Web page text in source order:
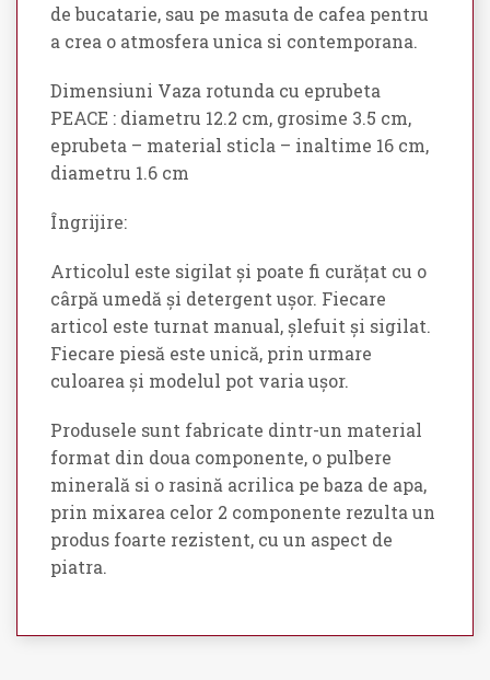
de bucatarie, sau pe masuta de cafea pentru
a crea o atmosfera unica si contemporana.
Dimensiuni Vaza rotunda cu eprubeta
PEACE : diametru 12.2 cm, grosime 3.5 cm,
eprubeta – material sticla – inaltime 16 cm,
diametru 1.6 cm
Îngrijire:
Articolul este sigilat și poate fi curățat cu o
cârpă umedă și detergent ușor. Fiecare
articol este turnat manual, șlefuit și sigilat.
Fiecare piesă este unică, prin urmare
culoarea și modelul pot varia ușor.
Produsele sunt fabricate dintr-un material
format din doua componente, o pulbere
minerală si o rasină acrilica pe baza de apa,
prin mixarea celor 2 componente rezulta un
produs foarte rezistent, cu un aspect de
piatra.